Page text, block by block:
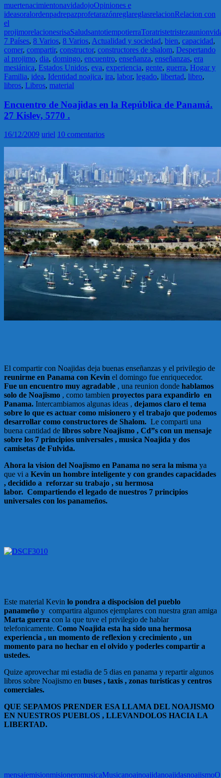
muertenacimientonavidadojoOpiniones e
ideasoralordenpadrepazprofetarazónreglareglasrelacionRelacion con
el
projimorelacionesrisaSaludsantotiempotierraToratristetristezaunion
7 Países, 8 Varios, 8 Varios, Actualidad y sociedad, bien, capacidad,
comer, compartir, constructor, constructores de shalom, Despertando
al projimo, dia, domingo, encuentro, enseñanza, enseñanzas, era
mesiánica, Estados Unidos, eva, experiencia, gente, guerra, Hogar y
Familia, idea, Identidad noajica, ira, labor, legado, libertad, libro,
libros, Libros, material
Encuentro de Noajidas en la República de Panamá.
27 Kislev, 5770 .
16/12/2009 uriel 10 comentarios
El compartir con Noajidas deja buenas enseñanzas y el privilegio de
reunirme en Panama con Kevin el domingo fue enriquecedor.
Fue un encuentro muy agradable , una reunion donde hablamos
solo de Noajismo , como tambien proyectos para expandirlo en
Panama. Intercambiamos algunas ideas , dejamos claro el tema
sobre lo que es actuar como misionero y el trabajo que podemos
desarrollar como constructores de Shalom. Le comparti una
buena cantidad de libros sobre Noajismo , Cd”s con un mensaje
sobre los 7 principios universales , musica Noajida y dos
camisetas de Fulvida.
Ahora la vision del Noajismo en Panama no sera la misma ya
que vi a Kevin un hombre inteligente y con grandes capacidades
, decidido a reforzar su trabajo , su hermosa
labor. Compartiendo el legado de nuestros 7 principios
universales con los panameños.
Este material Kevin lo pondra a dispocision del pueblo
panameño y compartira algunos ejemplares con nuestra gran amiga
Marta guerra con la que tuve el privilegio de hablar
telefonicamente. Como Noajida esta ha sido una hermosa
experiencia , un momento de reflexion y crecimiento , un
momento para no hechar en el olvido y poderles compartir a
ustedes.
Quize aprovechar mi estadia de 5 dias en panama y repartir algunos
libros sobre Noajismo en buses , taxis , zonas turisticas y centros
comerciales.
QUE SEPAMOS PRENDER ESA LLAMA DEL NOAJISMO
EN NUESTROS PUEBLOS , LLEVANDOLOS HACIA LA
LIBERTAD.
mensajemisionmisioneromusicaMusicanoajnoajidanoajidasnoajismo